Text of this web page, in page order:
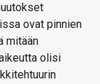
ovat pinnien
mitään
olisi